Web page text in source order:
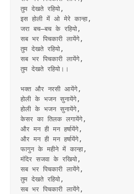
तुम देखते रहियो,
इस होली में ओ मेरे कान्हा,
जरा बच–बच के रहियो,
सब भर पिचकारी लायेंगे,
तुम देखते रहियो,
सब भर पिचकारी लायेंगे,
तुम देखते रहियो।।
भक्त और नरसी आयेंगे,
होली के भजन सुनायेंगे,
होली के भजन सुनायेंगे,
केसर का तिलक लगायेंगे,
और मन ही मन हर्षायेंगे,
और मन ही मन हर्षायेंगे,
फागुन के महीने में कान्हा,
मंदिर सजवा के रखियो,
सब भर पिचकारी लायेंगे,
तुम देखते रहियो,
सब भर पिचकारी लायेंगे,